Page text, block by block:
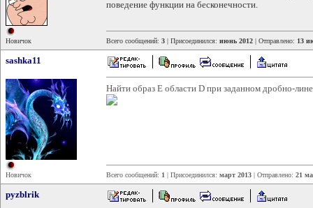
Новичок
поведение функции на бесконечности.
Всего сообщений: 3 | Присоединился: июнь 2012 | Отправлено: 13
sashka11
Новичок
Найти образ E области D при заданном дробно-
Всего сообщений: 1 | Присоединился: март 2013 | Отправлено: 21
pyzblrik